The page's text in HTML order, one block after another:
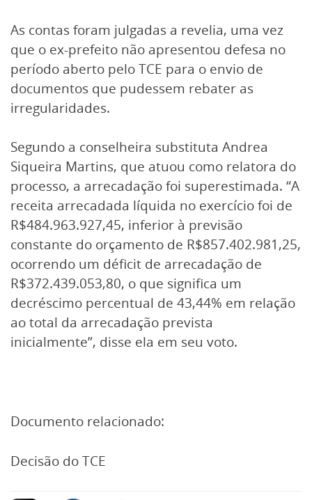
As contas foram julgadas a revelia, uma vez
que o ex-prefeito não apresentou defesa no
período aberto pelo TCE para o envio de
documentos que pudessem rebater as
irregularidades.
Segundo a conselheira substituta Andrea
Siqueira Martins, que atuou como relatora do
processo, a arrecadação foi superestimada. “A
receita arrecadada líquida no exercício foi de
R$484.963.927,45, inferior à previsão
constante do orçamento de R$857.402.981,25,
ocorrendo um déficit de arrecadação de
R$372.439.053,80, o que significa um
decréscimo percentual de 43,44% em relação
ao total da arrecadação prevista
inicialmente”, disse ela em seu voto.
Documento relacionado:
Decisão do TCE